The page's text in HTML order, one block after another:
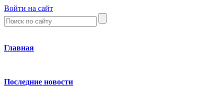
Войти на сайт
Главная
Последние новости